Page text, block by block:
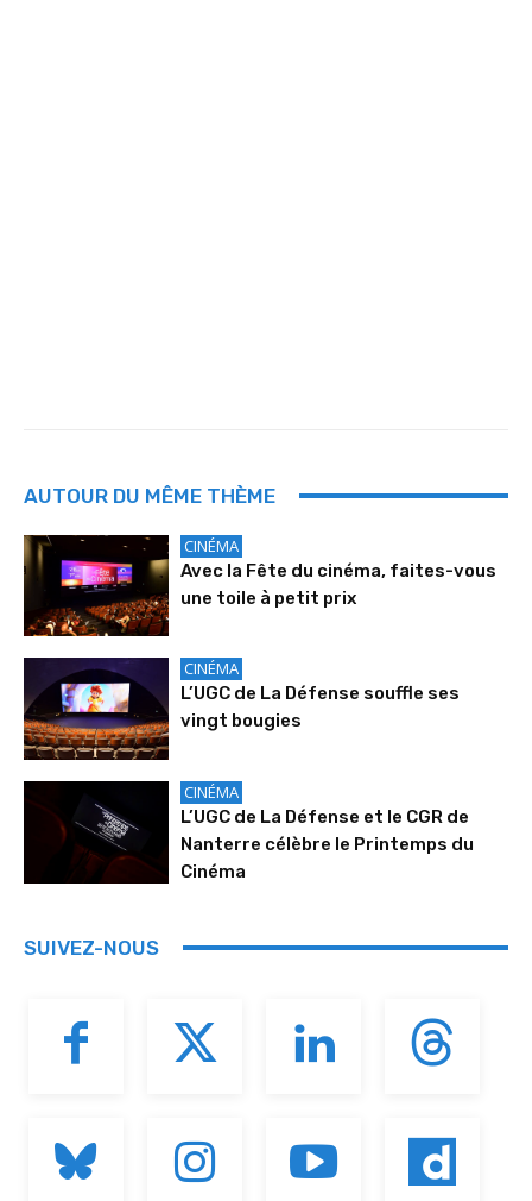
AUTOUR DU MÊME THÈME
CINÉMA
Avec la Fête du cinéma, faites-vous
une toile à petit prix
CINÉMA
L’UGC de La Défense souffle ses
vingt bougies
CINÉMA
L’UGC de La Défense et le CGR de
Nanterre célèbre le Printemps du
Cinéma
SUIVEZ-NOUS